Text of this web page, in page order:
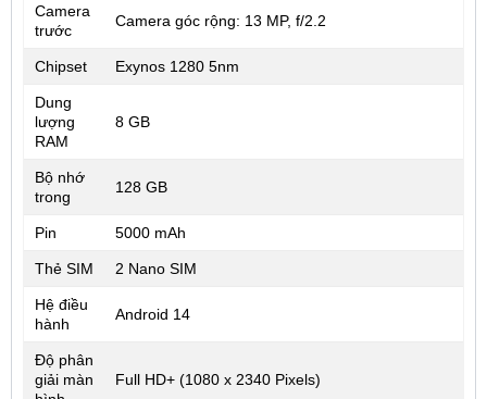
Camera
trước
Camera góc rộng: 13 MP, f/2.2
Chipset Exynos 1280 5nm
Dung
lượng
RAM
8 GB
Bộ nhớ
trong
128 GB
Pin 5000 mAh
Thẻ SIM 2 Nano SIM
Hệ điều
hành
Android 14
Độ phân
giải màn
Full HD+ (1080 x 2340 Pixels)